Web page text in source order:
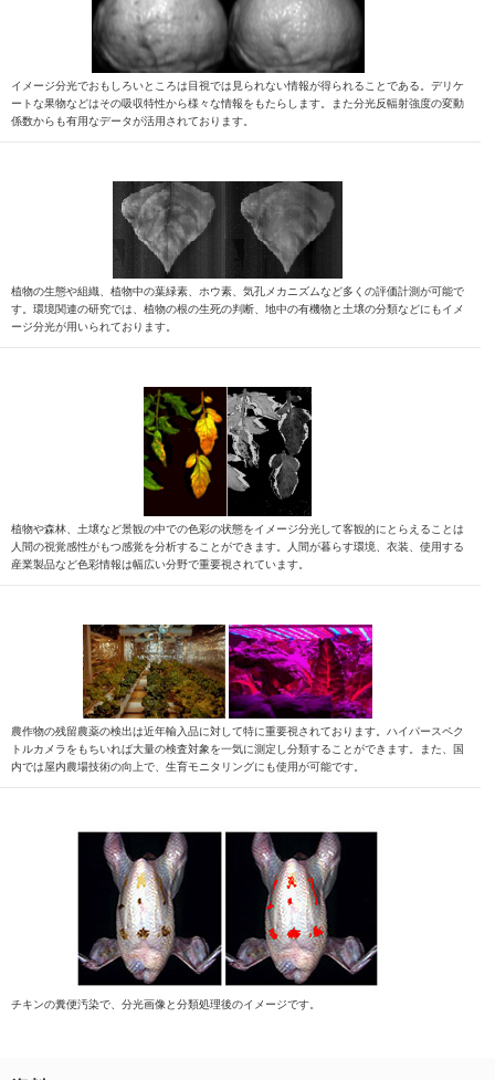
イメージ分光でおもしろいところは目視では見られない情報が得られることである。デリケ
ートな果物などはその吸収特性から様々な情報をもたらします。また分光反輻射強度の変動
係数からも有用なデータが活用されております。
植物の生態や組織、植物中の葉緑素、ホウ素、気孔メカニズムなど多くの評価計測が可能で
す。環境関連の研究では、植物の根の生死の判断、地中の有機物と土壌の分類などにもイメ
ージ分光が用いられております。
植物や森林、土壌など景観の中での色彩の状態をイメージ分光して客観的にとらえることは
人間の視覚感性がもつ感覚を分析することができます。人間が暮らす環境、衣装、使用する
産業製品など色彩情報は幅広い分野で重要視されています。
農作物の残留農薬の検出は近年輸入品に対して特に重要視されております。ハイパースペク
トルカメラをもちいれば大量の検査対象を一気に測定し分類することができます。また、国
内では屋内農場技術の向上で、生育モニタリングにも使用が可能です。
チキンの糞便汚染で、分光画像と分類処理後のイメージです。